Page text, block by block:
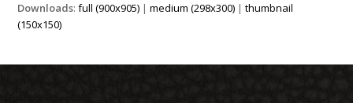
Downloads:full (900x905) |medium (298x300) |thumbnail
(150x150)